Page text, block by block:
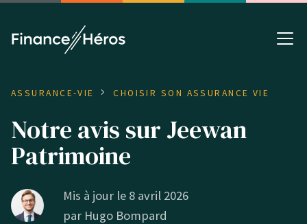
ASSURANCE-VIE CHOISIR SON ASSURANCE VIE
Notre avis sur Jeewan
Patrimoine
Mis à jour le 8 avril 2026
par Hugo Bompard